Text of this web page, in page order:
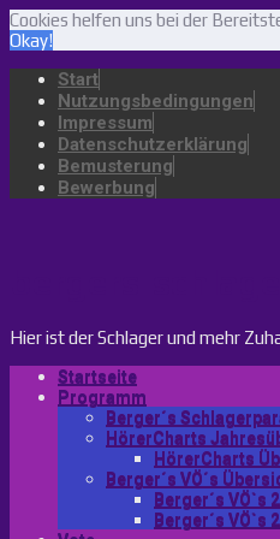
Cookies helfen uns bei der
Okay!
Start
Nutzungsbedingungen
Impressum
Datenschutzerklärung
Bemusterung
Bewerbung
Hier ist der Schlager und mehr
Startseite
Programm
Berger´s
HörerCharts
HörerCharts
Berger´s VÖ´s
Berger´s VÖ`s
Berger´s VÖ`s